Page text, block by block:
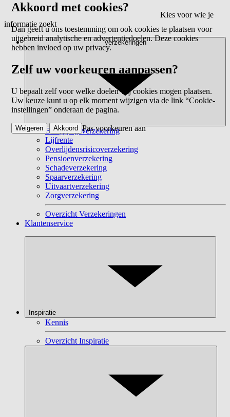
Kies voor wie je
informatie zoekt
Verzekeringen
Beleggingsverzekering
Lijfrente
Overlijdensrisicoverzekering
Pensioenverzekering
Schadeverzekering
Spaarverzekering
Uitvaartverzekering
Zorgverzekering
Overzicht Verzekeringen
Klantenservice
Inspiratie
Kennis
Overzicht Inspiratie
Akkoord met cookies?
Dan geeft u ons toestemming om ook cookies te plaatsen voor
uitgebreid analytische en advertentiedoelen. Deze cookies
hebben invloed op uw privacy.
Zelf uw voorkeuren aanpassen?
U bepaalt zelf voor welke doelen wij cookies mogen plaatsen.
Uw keuze kunt u op elk moment wijzigen via de link “Cookie-
instellingen” onderaan de pagina.
Pas voorkeuren aan
Weigeren Akkoord